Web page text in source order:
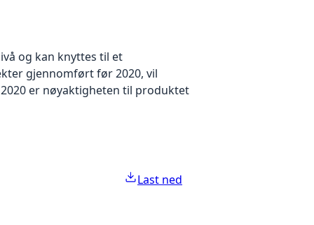
og kan knyttes til et
gjennomført før 2020, vil
er nøyaktigheten til produktet
Last ned